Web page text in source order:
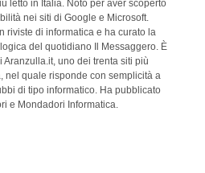
letto in Italia. Noto per aver scoperto
nei siti di Google e Microsoft.
riviste di informatica e ha curato la
del quotidiano Il Messaggero. È
Aranzulla.it, uno dei trenta siti più
nel quale risponde con semplicità a
di tipo informatico. Ha pubblicato
e Mondadori Informatica.